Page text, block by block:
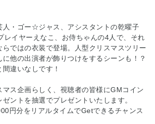
人・ゴー☆ジャス、アシスタントの乾曜子
レイヤーえなこ、お侍ちゃんの4人で、それ
らではの衣装で登場。人型クリスマスツリー
他の出演者が飾りつけをするシーンも！？
違いなしです！
マス企画らしく、視聴者の皆様にGMコイン
ントを抽選でプレゼントいたします。
円分をリアルタイムでGetできるチャンス